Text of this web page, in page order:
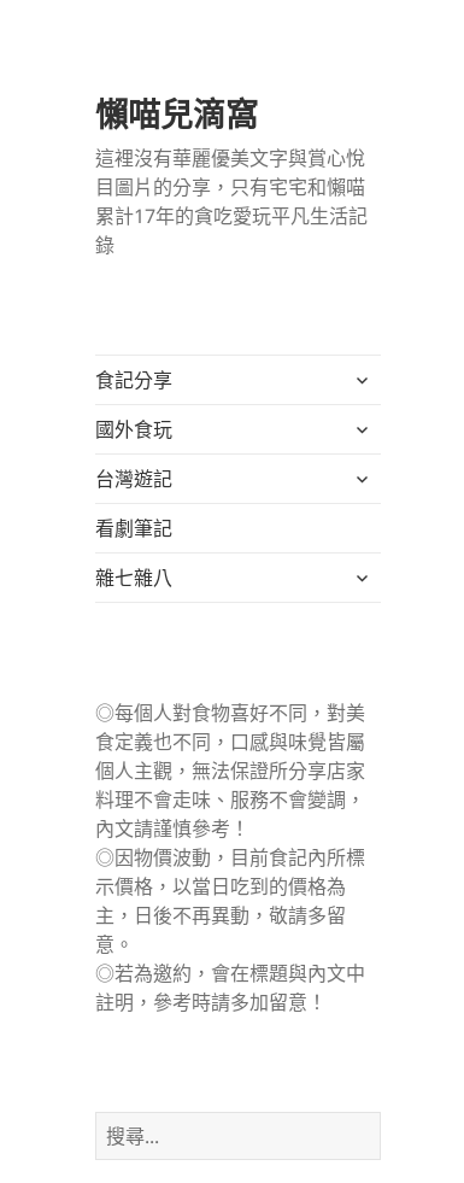
懶喵兒滴窩
這裡沒有華麗優美文字與賞心悅
目圖片的分享，只有宅宅和懶喵
累計17年的貪吃愛玩平凡生活記
錄
食記分享
展
子
單
國外食玩
展
子
台灣遊記
展
單
看劇筆記
雜七雜八
展
◎每個人對食物喜好不同，對美
食定義也不同，口感與味覺皆屬
個人主觀，無法保證所分享店家
料理不會走味、服務不會變調，
內文請謹慎參考！
◎因物價波動，目前食記內所標
示價格，以當日吃到的價格為
主，日後不再異動，敬請多留
意。
◎若為邀約，會在標題與內文中
註明，參考時請多加留意！
搜
尋